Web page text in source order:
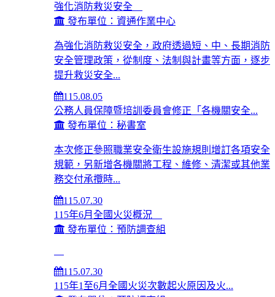
強化消防救災安全
發布單位：資通作業中心
為強化消防救災安全，政府透過短、中、長期消防
安全管理政策，從制度、法制與計畫等方面，逐步
提升救災安全...
115.08.05
公務人員保障暨培訓委員會修正「各機關安全...
發布單位：秘書室
本次修正參照職業安全衛生設施規則增訂各項安全
規範，另新增各機關將工程、維修、清潔或其他業
務交付承攬時...
115.07.30
115年6月全國火災概況
發布單位：預防調查組
115.07.30
115年1至6月全國火災次數起火原因及火...